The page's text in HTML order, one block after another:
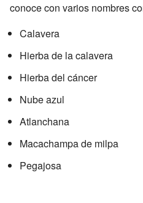
conoce con varios nombres
Calavera
Hierba de la calavera
Hierba del cáncer
Nube azul
Atlanchana
Macachampa de milpa
Pegajosa